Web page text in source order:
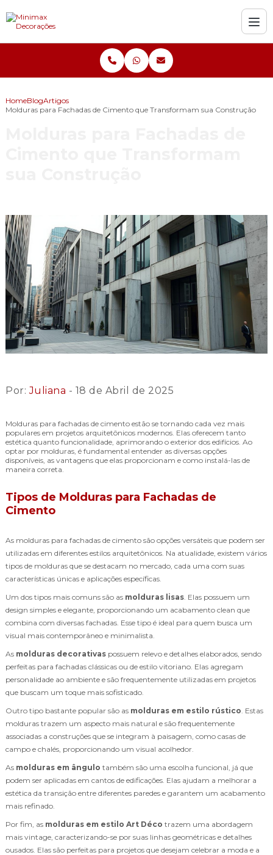
HomeBlogArtigos
Molduras para Fachadas de Cimento que Transformam sua Construção
Por:Juliana - 18 de Abril de 2025
Molduras para fachadas de cimento estão se tornando cada vez mais
populares em projetos arquitetônicos modernos. Elas oferecem tanto
estética quanto funcionalidade, aprimorando o exterior dos edifícios. Ao
optar por molduras, é fundamental entender as diversas opções
disponíveis, as vantagens que elas proporcionam e como instalá-las de
maneira correta.
Tipos de Molduras para Fachadas de
Cimento
As molduras para fachadas de cimento são opções versáteis que podem ser
utilizadas em diferentes estilos arquitetônicos. Na atualidade, existem vários
tipos de molduras que se destacam no mercado, cada uma com suas
características únicas e aplicações específicas.
Um dos tipos mais comuns são as molduras lisas . Elas possuem um
design simples e elegante, proporcionando um acabamento clean que
combina com diversas fachadas. Esse tipo é ideal para quem busca um
visual mais contemporâneo e minimalista.
As molduras decorativas possuem relevo e detalhes elaborados, sendo
perfeitas para fachadas clássicas ou de estilo vitoriano. Elas agregam
personalidade ao ambiente e são frequentemente utilizadas em projetos
que buscam um toque mais sofisticado.
Outro tipo bastante popular são as molduras em estilo rústico . Estas
molduras trazem um aspecto mais natural e são frequentemente
associadas a construções que se integram à paisagem, como casas de
campo e chalés, proporcionando um visual acolhedor.
As molduras em ângulo também são uma escolha funcional, já que
podem ser aplicadas em cantos de edificações. Elas ajudam a melhorar a
estética da transição entre diferentes paredes e garantem um acabamento
mais refinado.
Por fim, as molduras em estilo Art Déco trazem uma abordagem
mais vintage, caracterizando-se por suas linhas geométricas e detalhes
ousados. Elas são perfeitas para projetos que desejam celebrar a moda e a